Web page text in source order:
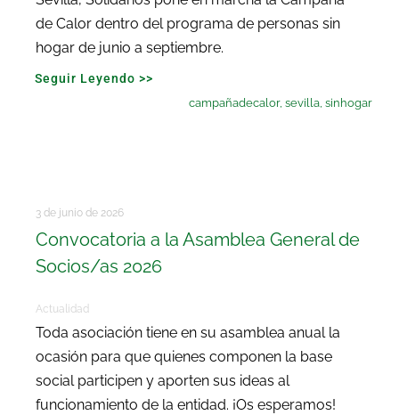
de Calor dentro del programa de personas sin
hogar de junio a septiembre.
Seguir Leyendo >>
campañadecalor,sevilla ,sinhogar
3 de junio de 2026
Convocatoria a la Asamblea General de
Socios/as 2026
Actualidad
Toda asociación tiene en su asamblea anual la
ocasión para que quienes componen la base
social participen y aporten sus ideas al
funcionamiento de la entidad. ¡Os esperamos!